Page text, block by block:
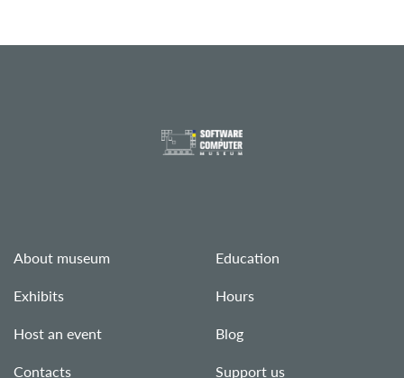
About museum
Exhibits
Host an event
Contacts
Education
Hours
Blog
Support us